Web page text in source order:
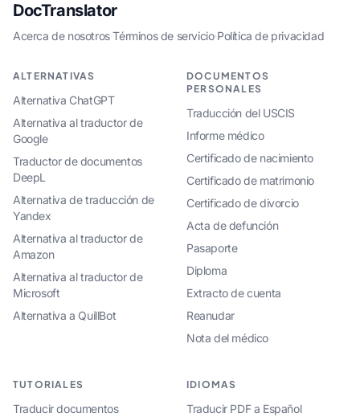
DocTranslator
Acerca de nosotros·Términos de servicio·Política de privacidad
ALTERNATIVAS
Alternativa ChatGPT
Alternativa al traductor de
Google
Traductor de documentos
DeepL
Alternativa de traducción de
Yandex
Alternativa al traductor de
Amazon
Alternativa al traductor de
Microsoft
Alternativa a QuillBot
DOCUMENTOS
PERSONALES
Traducción del USCIS
Informe médico
Certificado de nacimiento
Certificado de matrimonio
Certificado de divorcio
Acta de defunción
Pasaporte
Diploma
Extracto de cuenta
Reanudar
Nota del médico
TUTORIALES
Traducir documentos
IDIOMAS
Traducir PDF a Español